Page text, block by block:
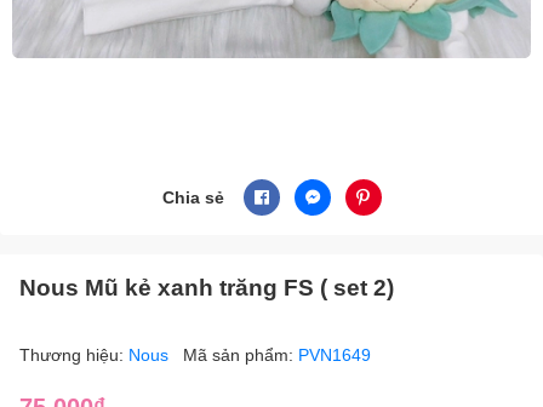
Chia sẻ
Nous Mũ kẻ xanh trăng FS ( set 2)
Thương hiệu: Nous Mã sản phẩm: PVN1649